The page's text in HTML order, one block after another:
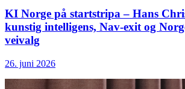
KI Norge på startstripa – Hans
kunstig intelligens, Nav-exit og
veivalg
26. juni 2026